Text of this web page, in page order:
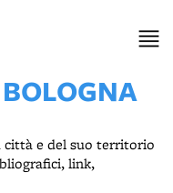
e del suo territorio
link,